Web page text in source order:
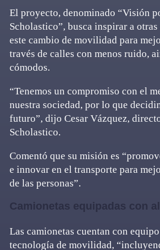
El proyecto, denominado “Visión
Scholastico”, busca inspirar a otras
este cambio de movilidad para
través de calles con menos ruido,
cómodos.
“Tenemos un compromiso con el
nuestra sociedad, por lo que
futuro”, dijo Cesar Vázquez,
Scholastico.
Comentó que su misión es
e innovar en el transporte para
de las personas”.
Camionetas equipadas con
Las camionetas cuentan con
tecnología de movilidad,